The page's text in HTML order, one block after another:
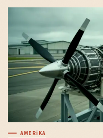
AMERIKA